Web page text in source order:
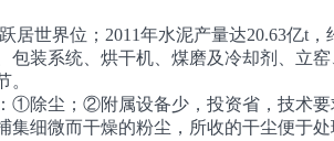
世界位；2011年水泥产量达20.63亿t
装系统、烘干机、煤磨及冷却剂、立
除尘；②附属设备少，投资省，技术
细微而干燥的粉尘，所收的干尘便于